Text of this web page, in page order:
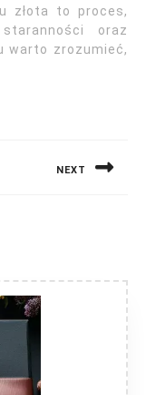
złota to proces,
oraz
warto zrozumieć,
NEXT